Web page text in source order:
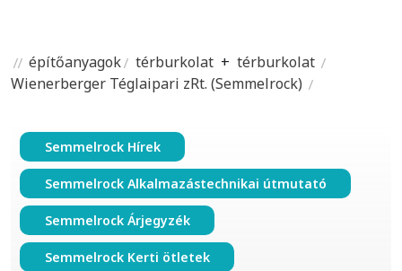
építőanyagok térburkolat + térburkolat
Wienerberger Téglaipari zRt. (Semmelrock)
Semmelrock Hírek
Semmelrock Alkalmazástechnikai útmutató
Semmelrock Árjegyzék
Semmelrock Kerti ötletek